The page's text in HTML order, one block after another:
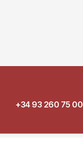
+34 93 260 75 00